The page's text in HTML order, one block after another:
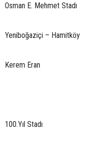
Osman E. Mehmet Stadı
Yeniboğaziçi – Hamitköy
Kerem Eran
100.Yıl Stadı